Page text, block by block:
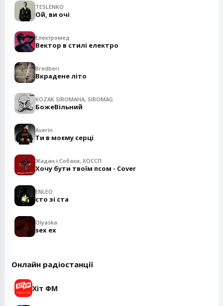
TESLENKO
Ой, ви очі
Електромед
Вектор в стилі електро
Bredberi
Вкрадене літо
KOZAK SIROMAHA, SIROMAG
БожеВільний
Averin
Ти в моєму серці
Жадан і Собаки, ХОССП
Хочу бути твоїм псом - Cover
ENLEO
сто зі ста
Olyaska
sex ex
Онлайн радіостанції
Хіт ФМ